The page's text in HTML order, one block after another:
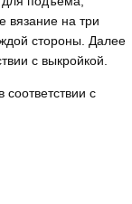
вязание на три
стороны. Далее
с выкройкой.
с